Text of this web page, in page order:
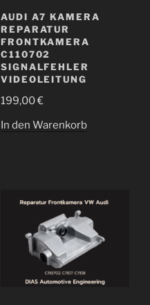
AUDI A7 KAMERA
REPARATUR
FRONTKAMERA
C110702
SIGNALFEHLER
VIDEOLEITUNG
199,00€
In den Warenkorb